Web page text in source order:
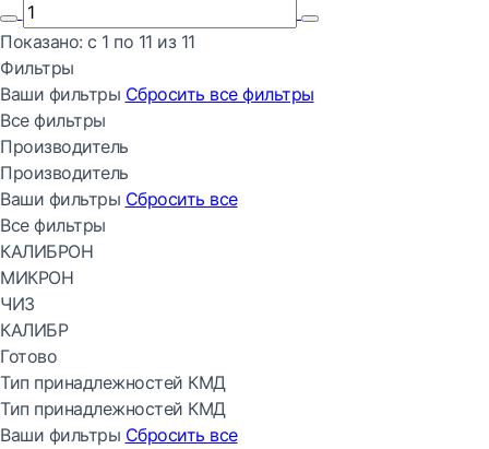
Показано: с 1 по 11 из 11
Фильтры
Ваши фильтры Сбросить все фильтры
Все фильтры
Производитель
Производитель
Ваши фильтры Сбросить все
Все фильтры
КАЛИБРОН
МИКРОН
ЧИЗ
КАЛИБР
Готово
Тип принадлежностей КМД
Тип принадлежностей КМД
Ваши фильтры Сбросить все